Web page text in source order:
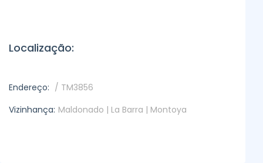
Localização:
Endereço: / TM3856
Vizinhança: Maldonado | La Barra | Montoya